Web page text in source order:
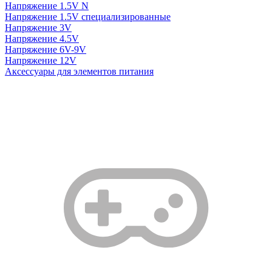
Напряжение 1.5V N
Напряжение 1.5V специализированные
Напряжение 3V
Напряжение 4.5V
Напряжение 6V-9V
Напряжение 12V
Аксессуары для элементов питания